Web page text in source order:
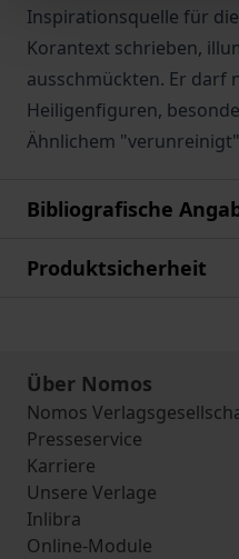
Inspirationsquelle für
Korantext schrieben,
ausschmückten. Er darf
Heiligenfiguren,
Ähnlichem
Bibliografische
Produktsicherheit
Über Nomos
Nomos
Presseservice
Karriere
Unsere Verlage
Inlibra
Online-Module